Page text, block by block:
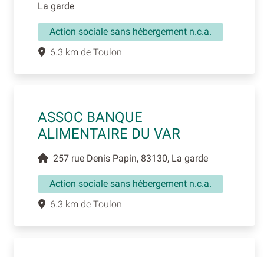
La garde
Action sociale sans hébergement n.c.a.
6.3 km de Toulon
ASSOC BANQUE
ALIMENTAIRE DU VAR
257 rue Denis Papin, 83130, La garde
Action sociale sans hébergement n.c.a.
6.3 km de Toulon